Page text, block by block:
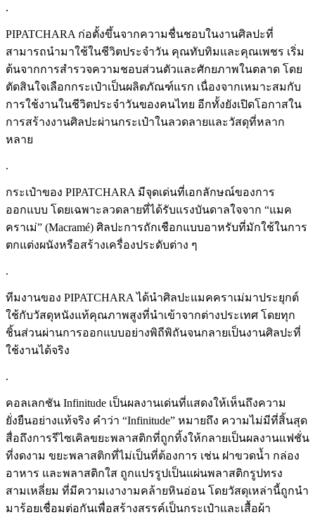
.
PIPATCHARA ก่อตั้งขึ้นจากความชื่นชอบในงานศิลปะที่
สามารถนำมาใช้ในชีวิตประจำวัน คุณทับทิมและคุณเพชร เริ่ม
ต้นจากการสำรวจความชอบส่วนตัวและศักยภาพในตลาด โดย
ตัดสินใจเลือกกระเป๋าเป็นผลิตภัณฑ์แรก เนื่องจากเหมาะสมกับ
การใช้งานในชีวิตประจำวันของคนไทย อีกทั้งยังเปิดโอกาสใน
การสร้างงานศิลปะผ่านกระเป๋าในลวดลายและวัสดุที่หลาก
หลาย
.
กระเป๋าของ PIPATCHARA มีจุดเด่นที่เอกลักษณ์ของการ
ออกแบบ โดยเฉพาะลวดลายที่ได้รับแรงบันดาลใจจาก “แมค
คราเม่” (Macramé) ศิลปะการถักเชือกแบบอาหรับที่มักใช้ในการ
ตกแต่งผนังหรือสร้างเครื่องประดับต่าง ๆ
.
ทีมงานของ PIPATCHARA ได้นำศิลปะแมคคราเม่มาประยุกต์
ใช้กับวัสดุหนังแท้คุณภาพสูงที่นำเข้าจากต่างประเทศ โดยทุก
ชิ้นส่วนผ่านการออกแบบอย่างพิถีพิถันจนกลายเป็นงานศิลปะที่
ใช้งานได้จริง
.
คอลเลกชัน Infinitude เป็นผลงานเด่นที่แสดงให้เห็นถึงความ
ยั่งยืนอย่างแท้จริง คำว่า “Infinitude” หมายถึง ความไม่มีที่สิ้นสุด
สื่อถึงการรีไซเคิลขยะพลาสติกที่ถูกทิ้งให้กลายเป็นผลงานแฟชั่น
ที่งดงาม ขยะพลาสติกที่ไม่เป็นที่ต้องการ เช่น ฝาขวดน้ำ กล่อง
อาหาร และพลาสติกใส ถูกแปรรูปเป็นแผ่นพลาสติกรูปทรง
สามเหลี่ยม ที่มีความเงางามคล้ายหินอ่อน โดยวัสดุเหล่านี้ถูกนำ
มาร้อยเชื่อมต่อกันเพื่อสร้างสรรค์เป็นกระเป๋าและเสื้อผ้า